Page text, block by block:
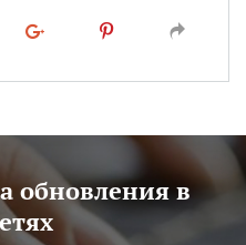
обновления в